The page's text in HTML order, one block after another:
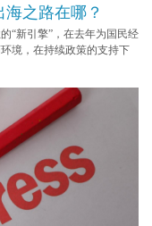
之路在哪？
“新引擎”，在去年为国民经
境，在持续政策的支持下